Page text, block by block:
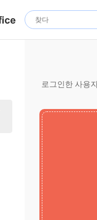
로그인한 사용